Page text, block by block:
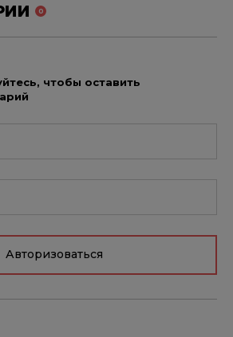
0
чтобы оставить
Авторизоваться